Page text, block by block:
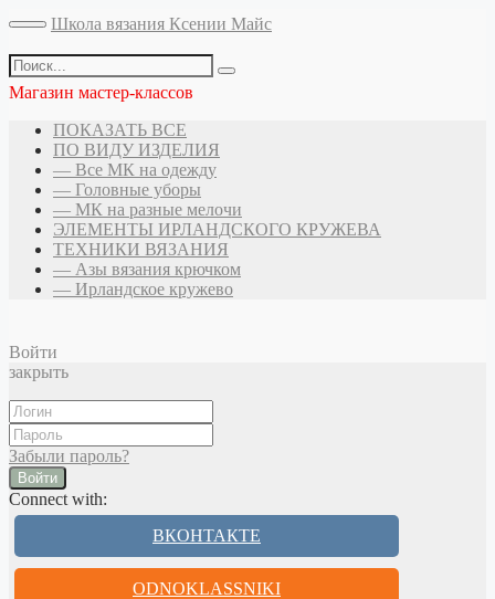
Школа вязания Ксении Майс
Магазин мастер-классов
ПОКАЗАТЬ ВСЕ
ПО ВИДУ ИЗДЕЛИЯ
— Все МК на одежду
— Головные уборы
— МК на разные мелочи
ЭЛЕМЕНТЫ ИРЛАНДСКОГО КРУЖЕВА
ТЕХНИКИ ВЯЗАНИЯ
— Азы вязания крючком
— Ирландское кружево
Войти
закрыть
Забыли пароль?
Войти
Connect with:
ВКОНТАКТЕ
ODNOKLASSNIKI